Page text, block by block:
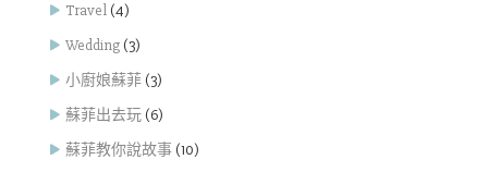
Travel (4)
Wedding (3)
小廚娘蘇菲 (3)
蘇菲出去玩 (6)
蘇菲教你說故事 (10)